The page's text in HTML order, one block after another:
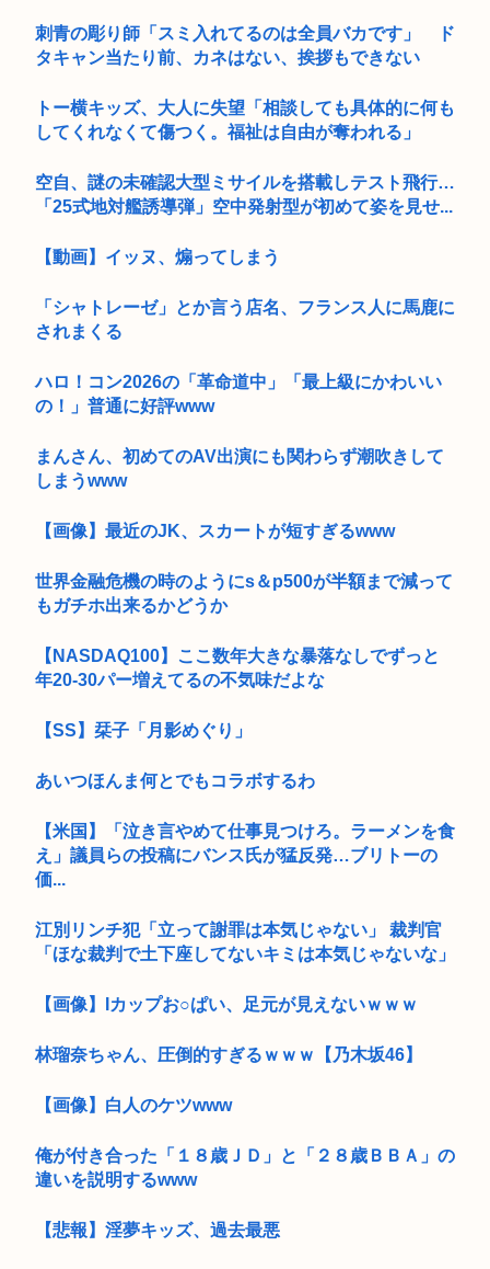
刺青の彫り師「スミ入れてるのは全員バカです」 ド
タキャン当たり前、カネはない、挨拶もできない
トー横キッズ、大人に失望「相談しても具体的に何も
してくれなくて傷つく。福祉は自由が奪われる」
空自、謎の未確認大型ミサイルを搭載しテスト飛行…
「25式地対艦誘導弾」空中発射型が初めて姿を見せ...
【動画】イッヌ、煽ってしまう
「シャトレーゼ」とか言う店名、フランス人に馬鹿に
されまくる
ハロ！コン2026の「革命道中」「最上級にかわいい
の！」普通に好評www
まんさん、初めてのAV出演にも関わらず潮吹きして
しまうwww
【画像】最近のJK、スカートが短すぎるwww
世界金融危機の時のようにs＆p500が半額まで減って
もガチホ出来るかどうか
【NASDAQ100】ここ数年大きな暴落なしでずっと
年20-30パー増えてるの不気味だよな
【SS】栞子「月影めぐり」
あいつほんま何とでもコラボするわ
【米国】「泣き言やめて仕事見つけろ。ラーメンを食
え」議員らの投稿にバンス氏が猛反発…ブリトーの
価...
江別リンチ犯「立って謝罪は本気じゃない」 裁判官
「ほな裁判で土下座してないキミは本気じゃないな」
【画像】Iカップお○ぱい、足元が見えないｗｗｗ
林瑠奈ちゃん、圧倒的すぎるｗｗｗ【乃木坂46】
【画像】白人のケツwww
俺が付き合った「１８歳ＪＤ」と「２８歳ＢＢＡ」の
違いを説明するwww
【悲報】淫夢キッズ、過去最悪